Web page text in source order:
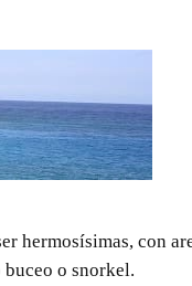
hermosísimas, con
o snorkel.